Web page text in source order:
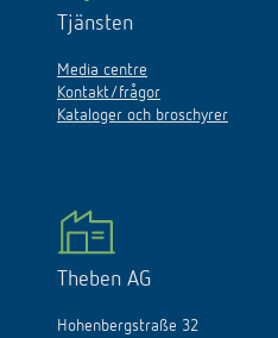
Tjänsten
Media centre
Kontakt/frågor
Kataloger och broschyrer
Theben AG
Hohenbergstraße 32